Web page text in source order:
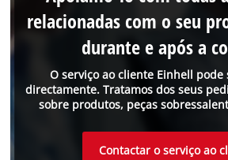
O serviço ao cliente Einhell pode
directamente. Tratamos dos seus
sobre produtos, peças
relacionadas com o seu
durante e após a
Contactar o serviço ao